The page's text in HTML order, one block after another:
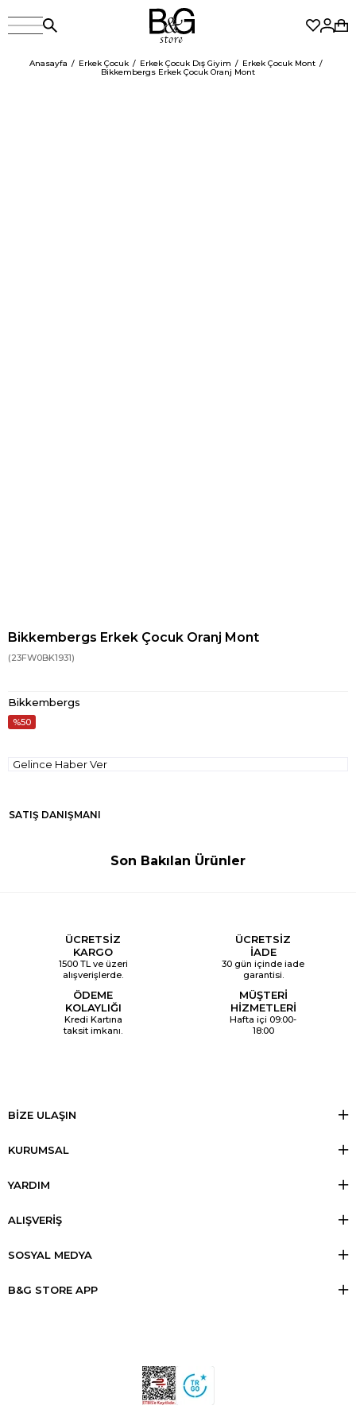
Anasayfa Erkek Çocuk Erkek Çocuk Dış Giyim
Erkek Çocuk Mont
Bikkembergs Erkek Çocuk Oranj Mont
Bikkembergs Erkek Çocuk Oranj Mont
(23FW0BK1931)
Bikkembergs
50
Gelince Haber Ver
SATIŞ DANIŞMANI
Son Bakılan Ürünler
ÜCRETSİZ
KARGO
1500 TL ve üzeri
alışverişlerde.
ÜCRETSİZ
İADE
30 gün içinde iade
garantisi.
ÖDEME
KOLAYLIĞI
Kredi Kartına
taksit imkanı.
MÜŞTERİ
HİZMETLERİ
Hafta içi 09:00-
18:00
BİZE ULAŞIN
KURUMSAL
YARDIM
ALIŞVERİŞ
SOSYAL MEDYA
B&G STORE APP